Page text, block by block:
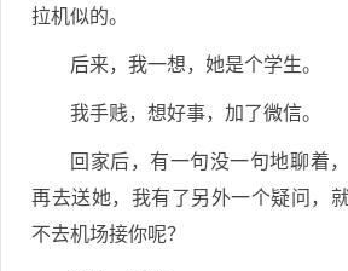
拉机似的。
后来，我一想，她是个学生。
我手贱，想好事，加了微信。
回家后，有一句没一句地聊着
再去送她，我有了另外一个疑问，
不去机场接你呢？